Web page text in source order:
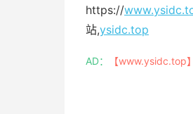
https://
站,ysidc.top
AD： 【www.ysidc.top】